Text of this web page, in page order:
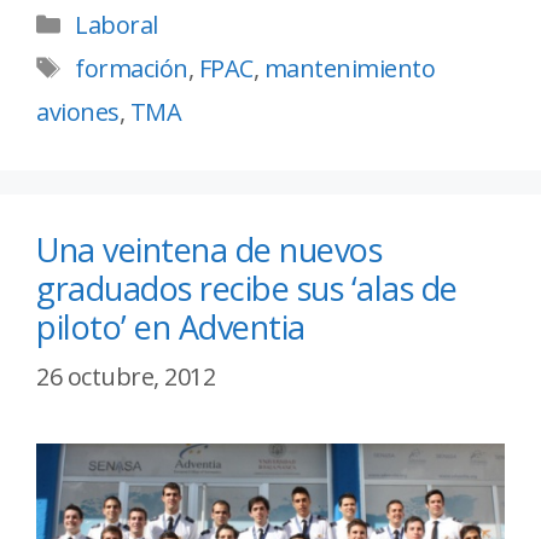
Laboral
formación, FPAC, mantenimiento
aviones, TMA
Una veintena de nuevos
graduados recibe sus ‘alas de
piloto’ en Adventia
26 octubre, 2012